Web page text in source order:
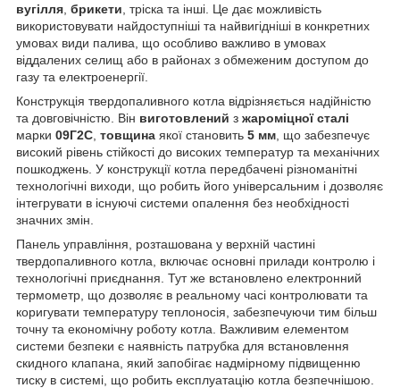
вугілля брикети , тріска та інші. Це дає можливість
використовувати найдоступніші та найвигідніші в конкретних
умовах види палива, що особливо важливо в умовах
віддалених селищ або в районах з обмеженим доступом до
газу та електроенергії.
Конструкція твердопаливного котла відрізняється надійністю
та довговічністю. Він виготовлений з жароміцної сталі
марки 09Г2С товщина якої становить 5 мм , що забезпечує
високий рівень стійкості до високих температур та механічних
пошкоджень. У конструкції котла передбачені різноманітні
технологічні виходи, що робить його універсальним і дозволяє
інтегрувати в існуючі системи опалення без необхідності
значних змін.
Панель управління, розташована у верхній частині
твердопаливного котла, включає основні прилади контролю і
технологічні приєднання. Тут же встановлено електронний
термометр, що дозволяє в реальному часі контролювати та
коригувати температуру теплоносія, забезпечуючи тим більш
точну та економічну роботу котла. Важливим елементом
системи безпеки є наявність патрубка для встановлення
скидного клапана, який запобігає надмірному підвищенню
тиску в системі, що робить експлуатацію котла безпечнішою.